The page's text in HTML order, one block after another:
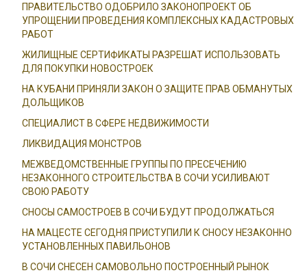
ПРАВИТЕЛЬСТВО ОДОБРИЛО ЗАКОНОПРОЕКТ ОБ
УПРОЩЕНИИ ПРОВЕДЕНИЯ КОМПЛЕКСНЫХ КАДАСТРОВЫХ
РАБОТ
ЖИЛИЩНЫЕ СЕРТИФИКАТЫ РАЗРЕШАТ ИСПОЛЬЗОВАТЬ
ДЛЯ ПОКУПКИ НОВОСТРОЕК
НА КУБАНИ ПРИНЯЛИ ЗАКОН О ЗАЩИТЕ ПРАВ ОБМАНУТЫХ
ДОЛЬЩИКОВ
СПЕЦИАЛИСТ В СФЕРЕ НЕДВИЖИМОСТИ
ЛИКВИДАЦИЯ МОНСТРОВ
МЕЖВЕДОМСТВЕННЫЕ ГРУППЫ ПО ПРЕСЕЧЕНИЮ
НЕЗАКОННОГО СТРОИТЕЛЬСТВА В СОЧИ УСИЛИВАЮТ
СВОЮ РАБОТУ
СНОСЫ САМОСТРОЕВ В СОЧИ БУДУТ ПРОДОЛЖАТЬСЯ
НА МАЦЕСТЕ СЕГОДНЯ ПРИСТУПИЛИ К СНОСУ НЕЗАКОННО
УСТАНОВЛЕННЫХ ПАВИЛЬОНОВ
В СОЧИ СНЕСЕН САМОВОЛЬНО ПОСТРОЕННЫЙ РЫНОК